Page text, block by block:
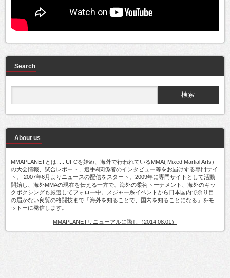
Search
About us
MMAPLANETとは..... UFCを始め、海外で行われているMMA( Mixed Martial Arts）
の大会情報、試合レポート、選手&関係者のインタビュー等をお届けする専門サイ
ト。 2007年6月よりニュースの配信をスタート。2009年に専門サイトとして活動
開始し、海外MMAの現在を伝える一方で、海外の柔術トーナメント、海外のキッ
クボクシングも厳選してフォロー中。メジャー系イベントから日本国内で余り目
の届かない良質の格闘技まで「海外を知ることで、国内を知ることになる」をモ
ットーに発信します。
MMAPLANETリニューアルに際し（2014.08.01）